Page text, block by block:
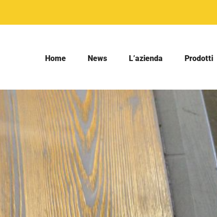
Home News L’azienda Prodotti